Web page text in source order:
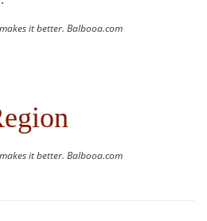
makes it better. Balbooa.com
makes it better. Balbooa.com